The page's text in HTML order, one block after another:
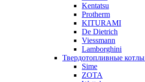
Kentatsu
Protherm
KITURAMI
De Dietrich
Viessmann
Lamborghini
Твердотопливные котлы
Sime
ZOTA